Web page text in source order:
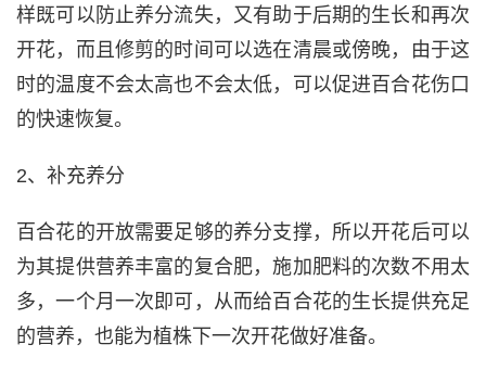
样既可以防止养分流失，又有助于后期的生长和再次
开花，而且修剪的时间可以选在清晨或傍晚，由于这
时的温度不会太高也不会太低，可以促进百合花伤口
的快速恢复。
2、补充养分
百合花的开放需要足够的养分支撑，所以开花后可以
为其提供营养丰富的复合肥，施加肥料的次数不用太
多，一个月一次即可，从而给百合花的生长提供充足
的营养，也能为植株下一次开花做好准备。